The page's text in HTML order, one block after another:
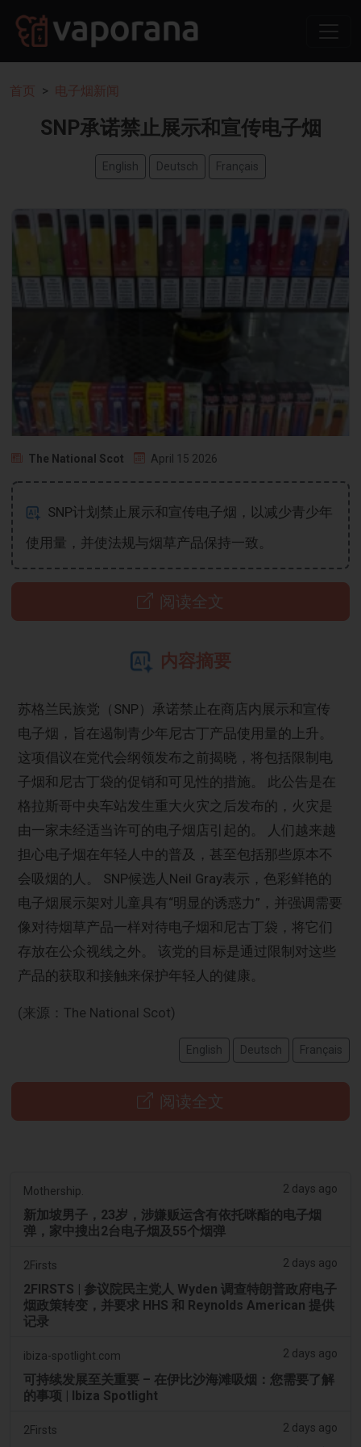
首页 电子烟新闻
SNP承诺禁止展示和宣传电子烟
English Deutsch Français
The National Scot April 15 2026
SNP计划禁止展示和宣传电子烟，以减少青少年
使用量，并使法规与烟草产品保持一致。
阅读全文
内容摘要
苏格兰民族党（SNP）承诺禁止在商店内展示和宣传
电子烟，旨在遏制青少年尼古丁产品使用量的上升。
这项倡议在党代会纲领发布之前揭晓，将包括限制电
子烟和尼古丁袋的促销和可见性的措施。 此公告是在
格拉斯哥中央车站发生重大火灾之后发布的，火灾是
由一家未经适当许可的电子烟店引起的。 人们越来越
担心电子烟在年轻人中的普及，甚至包括那些原本不
会吸烟的人。 SNP候选人Neil Gray表示，色彩鲜艳的
电子烟展示架对儿童具有“明显的诱惑力”，并强调需要
像对待烟草产品一样对待电子烟和尼古丁袋，将它们
存放在公众视线之外。 该党的目标是通过限制对这些
产品的获取和接触来保护年轻人的健康。
(来源：The National Scot)
English Deutsch Français
阅读全文
Mothership. 2 days ago
新加坡男子，23岁，涉嫌贩运含有依托咪酯的电子烟
弹，家中搜出2台电子烟及55个烟弹
2Firsts 2 days ago
2FIRSTS | 参议院民主党人 Wyden 调查特朗普政府电子
烟政策转变，并要求 HHS 和 Reynolds American 提供
记录
ibiza-spotlight.com 2 days ago
可持续发展至关重要 – 在伊比沙海滩吸烟：您需要了解
的事项 | Ibiza Spotlight
2Firsts 2 days ago